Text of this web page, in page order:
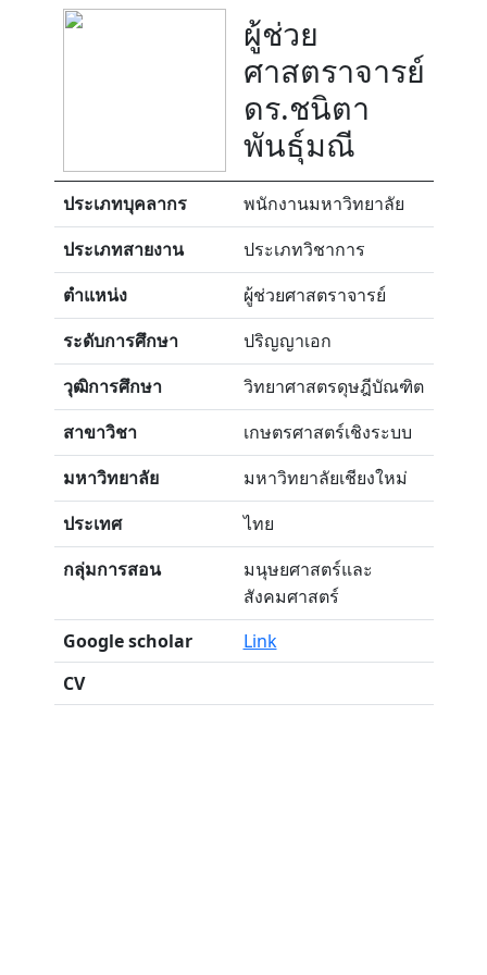
ผู้ช่วย
ศาสตราจารย์
ดร.ชนิตา
พันธุ์มณี
ประเภทบุคลากร
พนักงานมหาวิทยาลัย
ประเภทสายงาน
ประเภทวิชาการ
ตำแหน่ง
ผู้ช่วยศาสตราจารย์
ระดับการศึกษา
ปริญญาเอก
วุฒิการศึกษา
วิทยาศาสตรดุษฎีบัณฑิต
สาขาวิชา
เกษตรศาสตร์เชิงระบบ
มหาวิทยาลัย
มหาวิทยาลัยเชียงใหม่
ประเทศ
ไทย
กลุ่มการสอน
มนุษยศาสตร์และ
สังคมศาสตร์
Google scholar
Link
CV